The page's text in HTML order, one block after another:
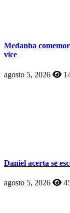
Medanha
vice
agosto 5, 2026
Daniel acerta se
agosto 5, 2026